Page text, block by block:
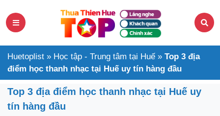
Huetoplist » Học tập - Trung tâm tại Huế » Top 3 địa
điểm học thanh nhạc tại Huế uy tín hàng đầu
Top 3 địa điểm học thanh nhạc tại Huế uy
tín hàng đầu